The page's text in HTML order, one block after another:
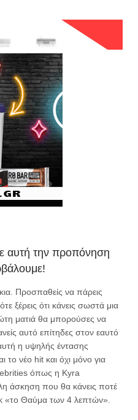
αυτή την προπόνηση
Προσπαθείς να πάρεις
ξέρεις ότι κάνεις σωστά μια
ματιά θα μπορούσες να
αυτό επίτηδες στον εαυτό
η υψηλής έντασης
το νέο hit και όχι μόνο για
όπως η Kyra
άσκηση που θα κάνεις ποτέ
«το Θαύμα των 4 λεπτών».